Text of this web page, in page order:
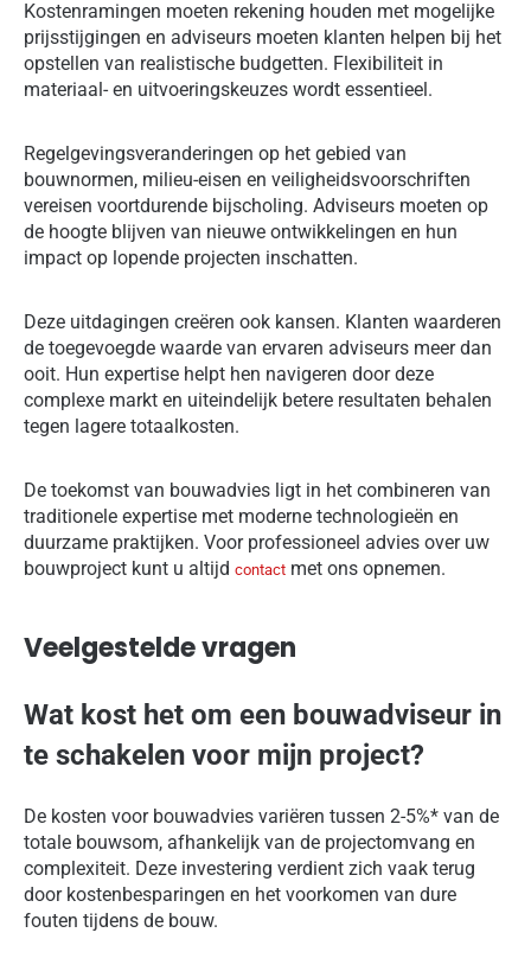
Kostenramingen moeten rekening houden met mogelijke
prijsstijgingen en adviseurs moeten klanten helpen bij het
opstellen van realistische budgetten. Flexibiliteit in
materiaal- en uitvoeringskeuzes wordt essentieel.
Regelgevingsveranderingen op het gebied van
bouwnormen, milieu-eisen en veiligheidsvoorschriften
vereisen voortdurende bijscholing. Adviseurs moeten op
de hoogte blijven van nieuwe ontwikkelingen en hun
impact op lopende projecten inschatten.
Deze uitdagingen creëren ook kansen. Klanten waarderen
de toegevoegde waarde van ervaren adviseurs meer dan
ooit. Hun expertise helpt hen navigeren door deze
complexe markt en uiteindelijk betere resultaten behalen
tegen lagere totaalkosten.
De toekomst van bouwadvies ligt in het combineren van
traditionele expertise met moderne technologieën en
duurzame praktijken. Voor professioneel advies over uw
bouwproject kunt u altijd contact met ons opnemen.
Veelgestelde vragen
Wat kost het om een bouwadviseur in
te schakelen voor mijn project?
De kosten voor bouwadvies variëren tussen 2-5%* van de
totale bouwsom, afhankelijk van de projectomvang en
complexiteit. Deze investering verdient zich vaak terug
door kostenbesparingen en het voorkomen van dure
fouten tijdens de bouw.